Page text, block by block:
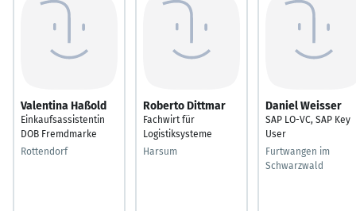
Valentina Haßold
Einkaufsassistentin
DOB Fremdmarke
Rottendorf
Roberto Dittmar
Fachwirt für
Logistiksysteme
Harsum
Daniel Weisser
SAP LO-VC, SAP Key
User
Furtwangen im
Schwarzwald